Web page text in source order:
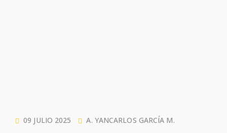
09 JULIO 2025 A. YANCARLOS GARCÍA M.